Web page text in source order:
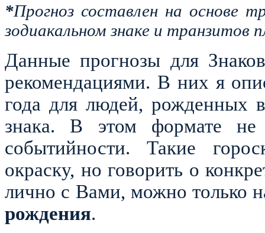
*Прогноз составлен на основе
зодиакальном знаке и транзитов
Данные прогнозы для
рекомендациями. В них я
года для людей, рожденных
знака. В этом формате не
событийности. Такие
окраску, но говорить о
лично с Вами, можно только
рождения.